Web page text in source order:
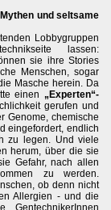
und seltsame
Lobbygruppen
lassen:
sie ihre Stories
Menschen, sogar
Masche herein. Da
einen „Experten“-
gerufen und
Genome, chemische
eingefordert, endlich
zu legen. Und viele
herum, über die sie
Gefahr, nach allen
zu werden.
ob denn nicht
Allergien - und die